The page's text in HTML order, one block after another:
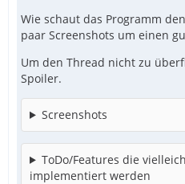
Wie schaut das Programm
paar Screenshots um einen
Um den Thread nicht zu
Spoiler.
Screenshots
ToDo/Features die
implementiert werden